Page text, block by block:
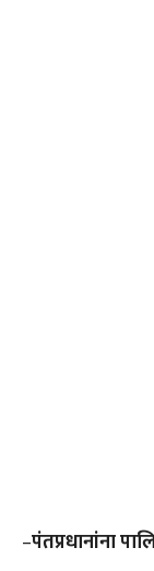
–पंतप्रधानांना